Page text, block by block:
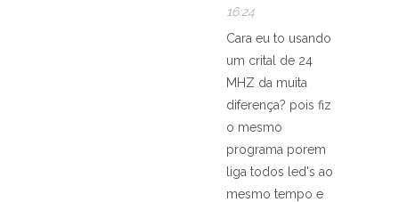
16:24
Cara eu to usando
um crital de 24
MHZ da muita
diferença? pois fiz
o mesmo
programa porem
liga todos led's ao
mesmo tempo e